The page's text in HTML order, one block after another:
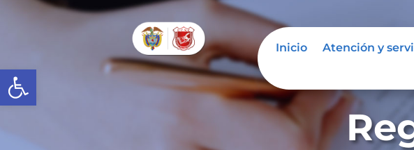
Abrir barra de herramientas
Inicio Atención y